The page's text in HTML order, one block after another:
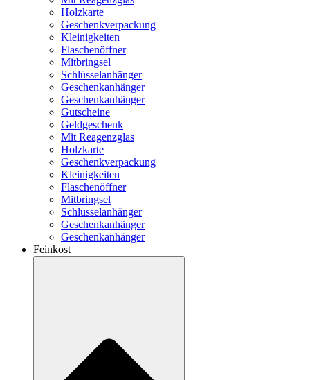
Holzkarte
Geschenkverpackung
Kleinigkeiten
Flaschenöffner
Mitbringsel
Schlüsselanhänger
Geschenkanhänger
Geschenkanhänger
Gutscheine
Geldgeschenk
Mit Reagenzglas
Holzkarte
Geschenkverpackung
Kleinigkeiten
Flaschenöffner
Mitbringsel
Schlüsselanhänger
Geschenkanhänger
Geschenkanhänger
Feinkost